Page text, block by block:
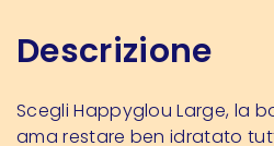
Descrizione
Scegli Happyglou Large, la
ama restare ben idratato